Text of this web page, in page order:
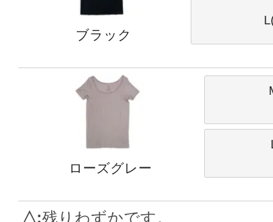
ブラック
ローズグレー
△ 残りわずかです。